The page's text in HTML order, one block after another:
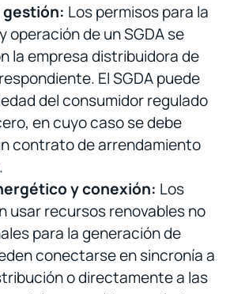
gestión: Los permisos para la
operación de un SGDA se
la empresa distribuidora de
El SGDA puede
del consumidor regulado
en cuyo caso se debe
contrato de arrendamiento
y conexión: Los
usar recursos renovables no
para la generación de
conectarse en sincronía a
o directamente a las